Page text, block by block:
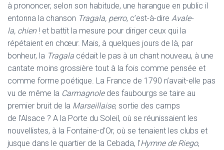
à prononcer, selon son habitude, une harangue en public il
entonna la chanson Tragala, perro, c’est-à-dire Avale-
la, chien ! et battit la mesure pour diriger ceux qui la
répétaient en chœur. Mais, à quelques jours de là, par
bonheur, la Tragala cédait le pas à un chant nouveau, à une
cantate moins grossière tout à la fois comme pensée et
comme forme poétique. La France de 1790 n’avait-elle pas
vu de même la Carmagnoledes faubourgs se taire au
premier bruit de la Marseillaise, sortie des camps
de l’Alsace ? A la Porte du Soleil, où se réunissaient les
nouvellistes, à la Fontaine-d’Or, où se tenaient les clubs et
jusque dans le quartier de la Cebada, l’Hymne de Riego,